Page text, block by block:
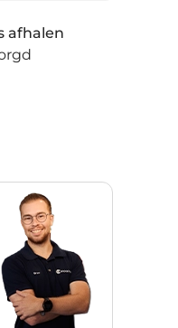
afhalen